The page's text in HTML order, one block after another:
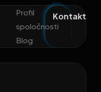
Profil
spoločnosti
Blog
Kontakt